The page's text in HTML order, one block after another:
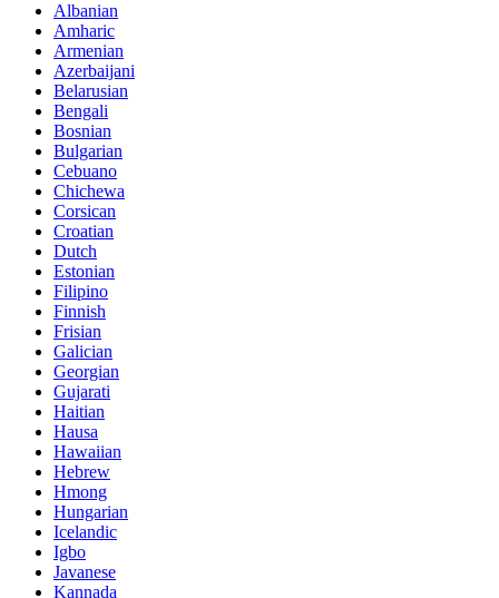
Albanian
Amharic
Armenian
Azerbaijani
Belarusian
Bengali
Bosnian
Bulgarian
Cebuano
Chichewa
Corsican
Croatian
Dutch
Estonian
Filipino
Finnish
Frisian
Galician
Georgian
Gujarati
Haitian
Hausa
Hawaiian
Hebrew
Hmong
Hungarian
Icelandic
Igbo
Javanese
Kannada